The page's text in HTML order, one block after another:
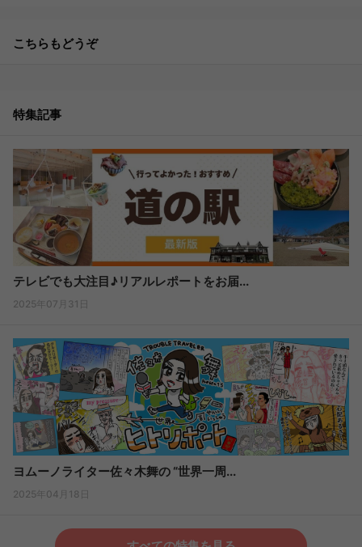
こちらもどうぞ
特集記事
テレビでも大注目♪リアルレポートをお届...
2025年07月31日
ヨムーノライター佐々木舞の “世界一周...
2025年04月18日